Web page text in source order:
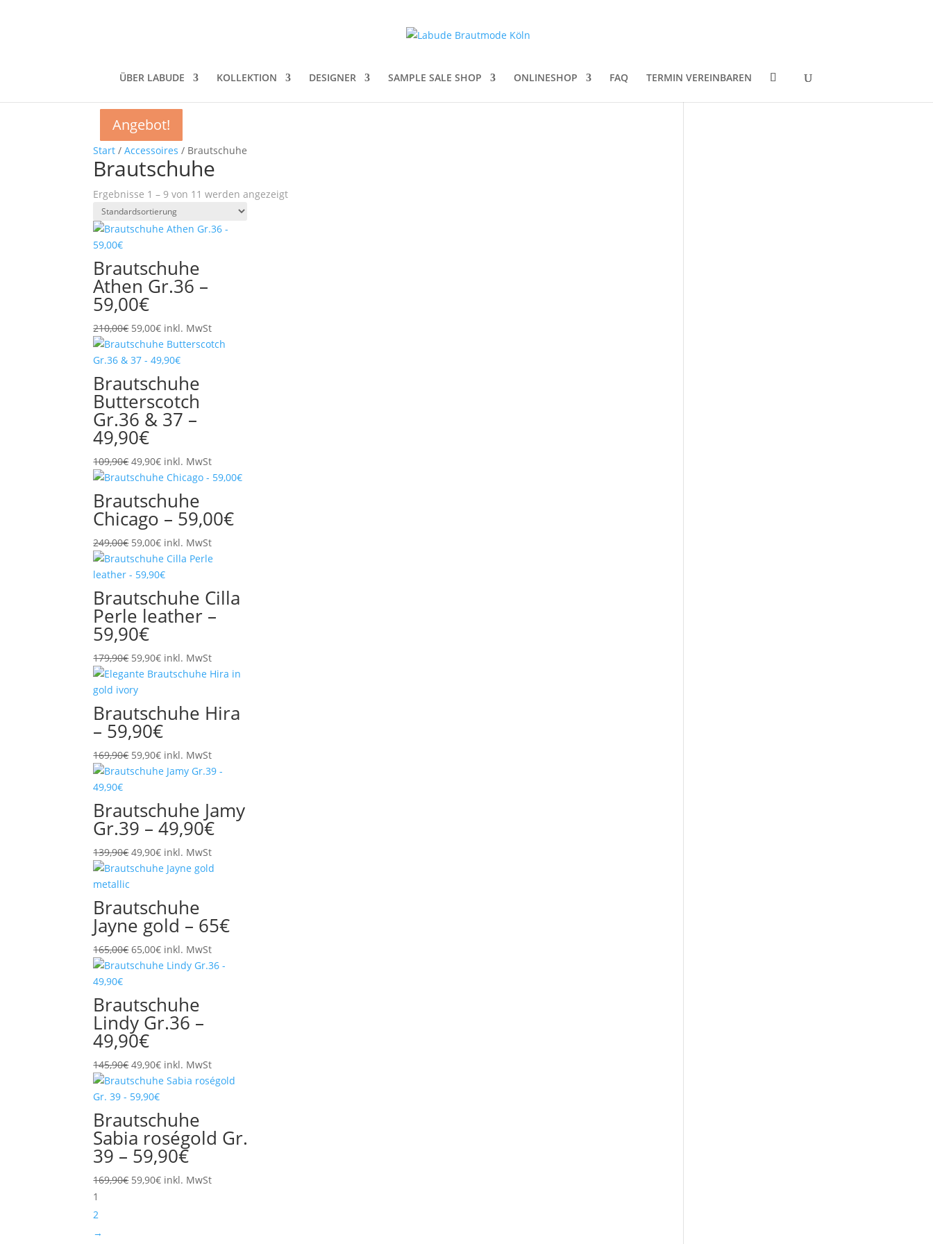
ÜBER LABUDE KOLLEKTION DESIGNER SAMPLE SALE SHOP ONLINESHOP FAQ TERMIN VEREINBAREN
Start /Accessoires / Brautschuhe
Brautschuhe
Ergebnisse 1 – 9 von 11 werden angezeigt
Angebot!
Brautschuhe
Athen Gr.36 –
59,00€
210,00€ Ursprünglicher
Preis
war:
210,00€
59,00€Aktueller
Preis
ist:
59,00€.
inkl. MwSt
Angebot!
Brautschuhe
Butterscotch
Gr.36 & 37 –
49,90€
109,90€Ursprünglicher
Preis
war:
109,90€
49,90€Aktueller
Preis
49,90€.
inkl. MwSt
Angebot!
Brautschuhe
Chicago – 59,00€
249,00€ Ursprünglicher
Preis
war:
249,00€
59,00€Aktueller
Preis
ist:
59,00€.
inkl. MwSt
Angebot!
Brautschuhe Cilla
Perle leather –
59,90€
179,90€ Ursprünglicher
Preis
war:
179,90€
59,90€Aktueller
Preis
59,90€.
inkl. MwSt
Angebot!
Brautschuhe Hira
– 59,90€
169,90€ Ursprünglicher
Preis
169,90€
59,90€Aktueller
Preis
59,90€.
inkl. MwSt
Angebot!
Brautschuhe Jamy
Gr.39 – 49,90€
139,90€Ursprünglicher
Preis
139,90€
49,90€Aktueller
Preis
49,90€.
inkl. MwSt
Angebot!
Brautschuhe
Jayne gold – 65€
165,00€Ursprünglicher
Preis
165,00€
65,00€Aktueller
Preis
65,00€.
inkl. MwSt
Angebot!
Brautschuhe
Lindy Gr.36 –
49,90€
145,90€Ursprünglicher
Preis
war:
145,90€
49,90€Aktueller
Preis
49,90€.
inkl. MwSt
Angebot!
Brautschuhe
Sabia roségold Gr.
39 – 59,90€
169,90€ Ursprünglicher
59,90€Aktueller
inkl. MwSt
1
2
→